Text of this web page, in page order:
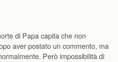
di Papa capita che non
aver postato un commento, ma
Però impossibilità di